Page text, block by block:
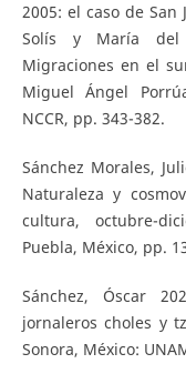
2005: el caso de San
Solís y María del
Migraciones en el
Miguel Ángel
NCCR, pp. 343-382.
Sánchez Morales,
Naturaleza y
cultura, octubre-
Puebla, México, pp.
Sánchez, Óscar
jornaleros choles y
Sonora, México: